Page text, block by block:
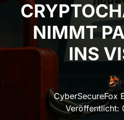
IMMT
NS
CyberSecureFox
Veröffentlicht: